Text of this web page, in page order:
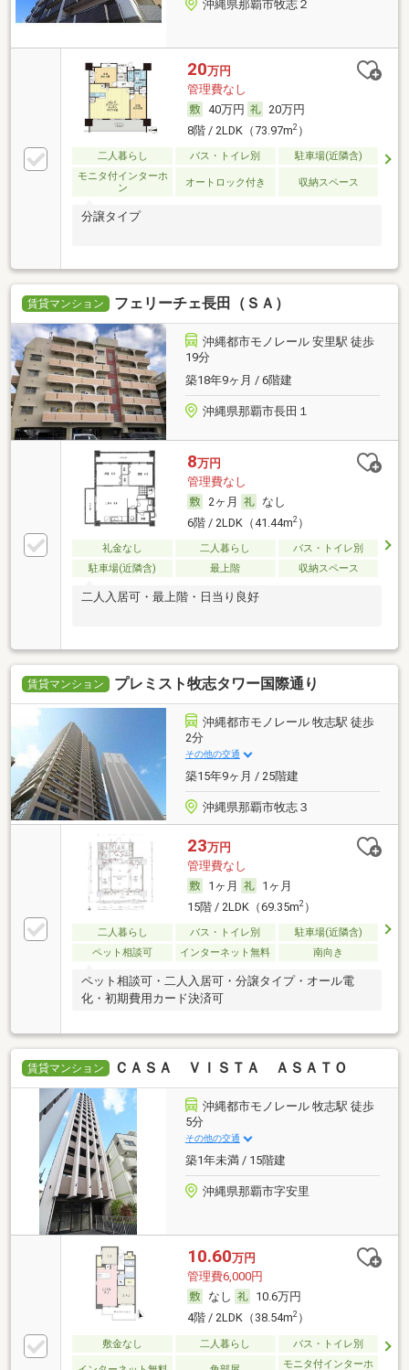
沖縄県那覇市牧志２
20万円
管理費なし
40万円
20万円
8階 / 2LDK（73.97m2）
二人暮らし バス・トイレ別
駐車場(近隣含)
モニタ付インターホ
ン
オートロック付き 収納スペース
分譲タイプ
賃貸マンション フェリーチェ長田（ＳＡ）
沖縄都市モノレール 安里駅 徒歩
19分
築18年9ヶ月 / 6階建
沖縄県那覇市長田１
8万円
管理費なし
2ヶ月
なし
6階 / 2LDK（41.44m2）
礼金なし 二人暮らし
バス・トイレ別
駐車場(近隣含)
最上階 収納スペース
二人入居可・最上階・日当り良好
賃貸マンション プレミスト牧志タワー国際通り
沖縄都市モノレール 牧志駅 徒歩
2分
その他の交通
築15年9ヶ月 / 25階建
沖縄県那覇市牧志３
23万円
管理費なし
1ヶ月
1ヶ月
15階 / 2LDK（69.35m2）
二人暮らし バス・トイレ別
駐車場(近隣含)
ペット相談可
インターネット無料 南向き
ペット相談可・二人入居可・分譲タイプ・オール電
化・初期費用カード決済可
賃貸マンション ＣＡＳＡ ＶＩＳＴＡ ＡＳＡＴＯ
沖縄都市モノレール 牧志駅 徒歩
5分
その他の交通
築1年未満 / 15階建
沖縄県那覇市字安里
10.60万円
管理費6,000円
なし
10.6万円
4階 / 2LDK（38.54m2）
敷金なし 二人暮らし バス・トイレ別
モニタ付インターホ